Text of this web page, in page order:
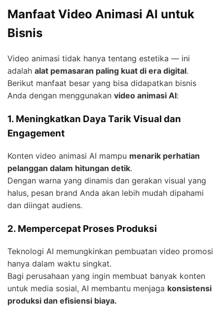
Manfaat Video Animasi AI untuk
Bisnis
Video animasi tidak hanya tentang estetika — ini
adalah alat pemasaran paling kuat di era digital.
Berikut manfaat besar yang bisa didapatkan bisnis
Anda dengan menggunakan video animasi AI:
1. Meningkatkan Daya Tarik Visual dan
Engagement
Konten video animasi AI mampu menarik perhatian
pelanggan dalam hitungan detik.
Dengan warna yang dinamis dan gerakan visual yang
halus, pesan brand Anda akan lebih mudah dipahami
dan diingat audiens.
2. Mempercepat Proses Produksi
Teknologi AI memungkinkan pembuatan video promosi
hanya dalam waktu singkat.
Bagi perusahaan yang ingin membuat banyak konten
untuk media sosial, AI membantu menjaga konsistensi
produksi dan efisiensi biaya.